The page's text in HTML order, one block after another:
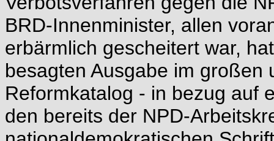
BRD-Innenminister, allen
erbärmlich gescheitert war,
besagten Ausgabe im großen
Reformkatalog - in bezug auf
den bereits der NPD-